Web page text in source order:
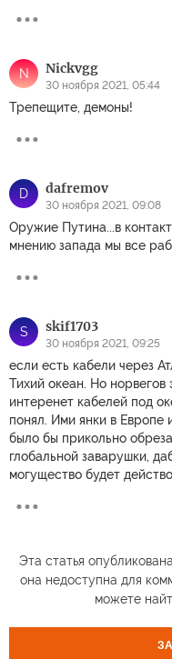
N Nickvgg
30 ноября 2021, 05:44
Трепещите, демоны!
D dafremov
30 ноября 2021, 09:08
Оружие Путина...в
мнению запада мы все
S skif1703
30 ноября 2021, 09:25
если есть кабели через
Тихий океан. Но норвегов
интеренет кабелей под
понял. Ими янки в
было бы прикольно
глобальной заварушки,
могущество будет
Эта статья
она недоступна для
можете